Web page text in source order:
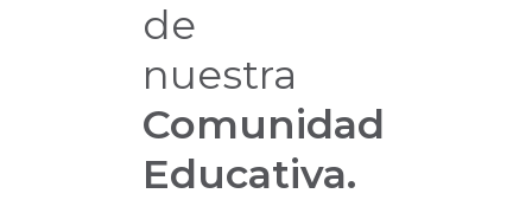
de
nuestra
Comunidad
Educativa.